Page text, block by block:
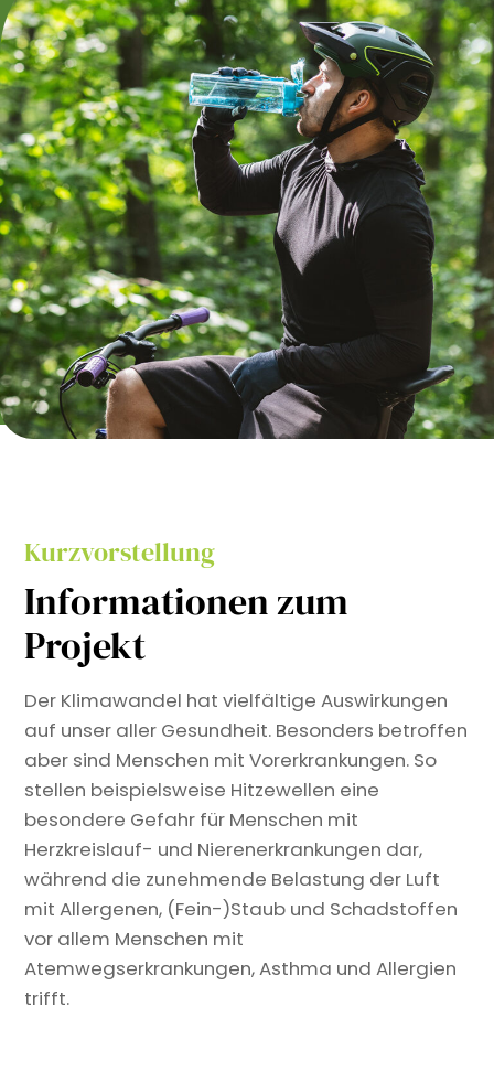
Kurzvorstellung
Informationen zum
Projekt
Der Klimawandel hat vielfältige Auswirkungen
auf unser aller Gesundheit. Besonders betroffen
aber sind Menschen mit Vorerkrankungen. So
stellen beispielsweise Hitzewellen eine
besondere Gefahr für Menschen mit
Herzkreislauf- und Nierenerkrankungen dar,
während die zunehmende Belastung der Luft
mit Allergenen, (Fein-)Staub und Schadstoffen
vor allem Menschen mit
Atemwegserkrankungen, Asthma und Allergien
trifft.